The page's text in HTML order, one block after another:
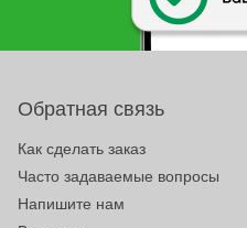
Обратная связь
Как сделать заказ
Часто задаваемые вопросы
Напишите нам